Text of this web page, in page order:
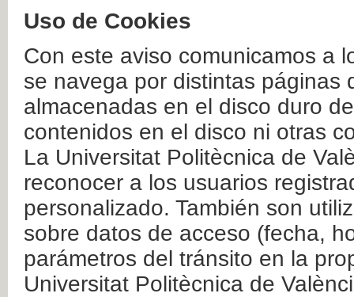
Uso de Cookies
Con este aviso comunicamos a
se navega por distintas páginas
almacenadas en el disco duro
contenidos en el disco ni otras
La Universitat Politècnica de
reconocer a los usuarios
personalizado. También son
sobre datos de acceso (fecha,
parámetros del tránsito en la
Universitat Politècnica de